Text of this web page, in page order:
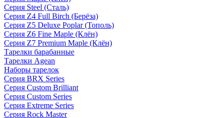
Серия Steel (Сталь)
Серия Z4 Full Birch (Берёза)
Серия Z5 Deluxe Poplar (Тополь)
Серия Z6 Fine Maple (Клён)
Серия Z7 Premium Maple (Клён)
Тарелки барабанные
Тарелки Agean
Наборы тарелок
Серия BRX Series
Серия Custom Brilliant
Серия Custom Series
Серия Extreme Series
Серия Rock Master